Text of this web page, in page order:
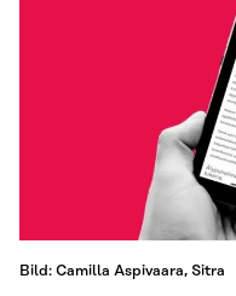
Bild: Camilla Aspivaara, Sitra